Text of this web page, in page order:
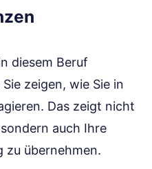
diesem Beruf
zeigen, wie Sie in
Das zeigt nicht
auch Ihre
zu übernehmen.